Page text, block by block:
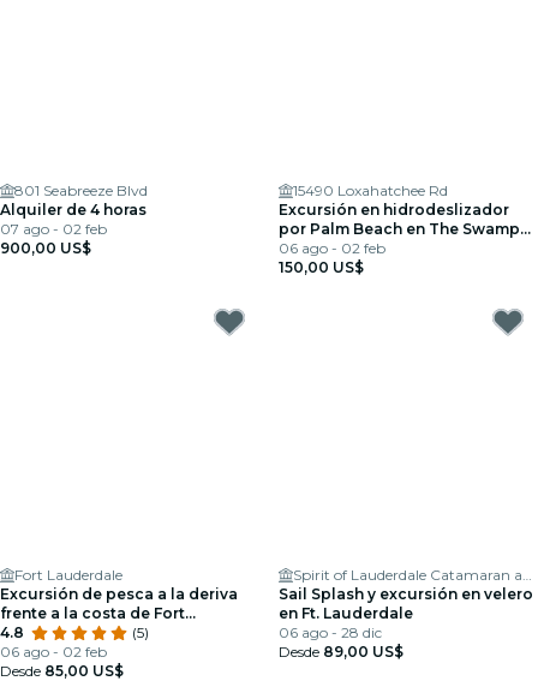
801 Seabreeze Blvd
Alquiler de 4 horas
07 ago - 02 feb
900,00 US$
15490 Loxahatchee Rd
Excursión en hidrodeslizador
por Palm Beach en The Swamp
Monster
06 ago - 02 feb
150,00 US$
Fort Lauderdale
Excursión de pesca a la deriva
frente a la costa de Fort
Lauderdale
4.8
(5)
06 ago - 02 feb
Desde 85,00 US$
Spirit of Lauderdale Catamaran and Yacht Charters
Sail Splash y excursión en velero
en Ft. Lauderdale
06 ago - 28 dic
Desde 89,00 US$